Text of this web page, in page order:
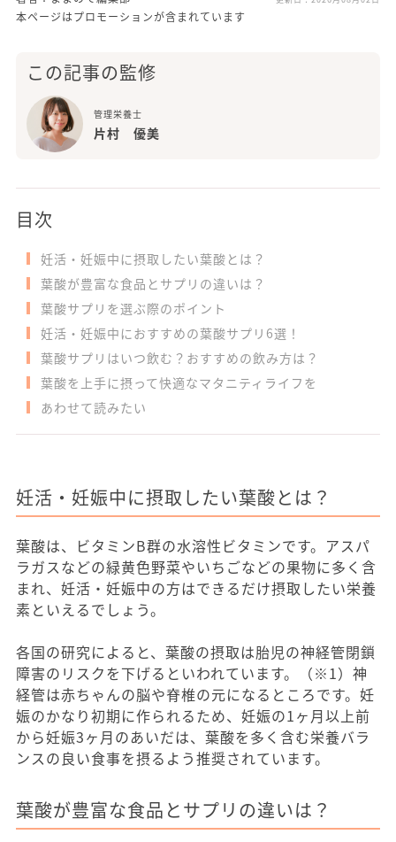
本ページはプロモーションが含まれています
この記事の監修
管理栄養士
片村 優美
目次
妊活・妊娠中に摂取したい葉酸とは？
葉酸が豊富な食品とサプリの違いは？
葉酸サプリを選ぶ際のポイント
妊活・妊娠中におすすめの葉酸サプリ6選！
葉酸サプリはいつ飲む？おすすめの飲み方は？
葉酸を上手に摂って快適なマタニティライフを
あわせて読みたい
妊活・妊娠中に摂取したい葉酸とは？
葉酸は、ビタミンB群の水溶性ビタミンです。アスパ
ラガスなどの緑黄色野菜やいちごなどの果物に多く含
まれ、妊活・妊娠中の方はできるだけ摂取したい栄養
素といえるでしょう。
各国の研究によると、葉酸の摂取は胎児の神経管閉鎖
障害のリスクを下げるといわれています。（※1）神
経管は赤ちゃんの脳や脊椎の元になるところです。妊
娠のかなり初期に作られるため、妊娠の1ヶ月以上前
から妊娠3ヶ月のあいだは、葉酸を多く含む栄養バラ
ンスの良い食事を摂るよう推奨されています。
葉酸が豊富な食品とサプリの違いは？